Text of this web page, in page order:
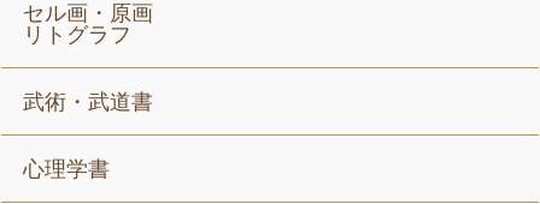
セル画・原画
リトグラフ
武術・武道書
心理学書